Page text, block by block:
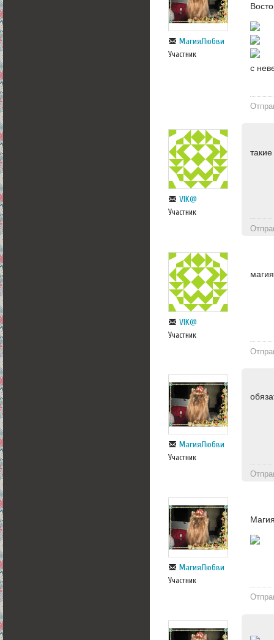
МагияЛюбви
Участник
с
VIK@
Участник
VIK@
Участник
МагияЛюбви
Участник
МагияЛюбви
Участник